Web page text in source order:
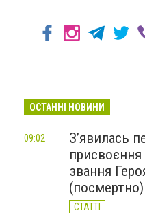
ОСТАННІ НОВИНИ
З’явилась
звання
(посмертно)
СТАТТІ
09:02